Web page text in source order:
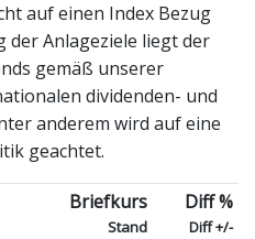
auf einen Index Bezug
der Anlageziele liegt der
gemäß unserer
dividenden- und
anderem wird auf eine
geachtet.
Briefkurs
Stand
Diff %
Diff +/-